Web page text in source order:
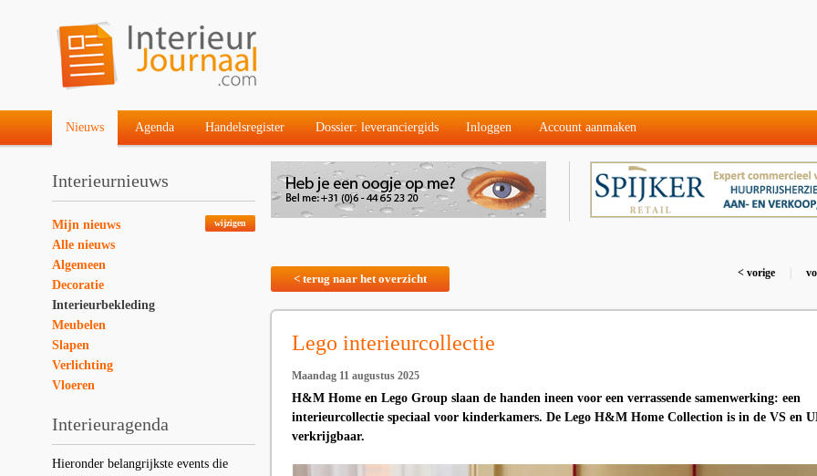
Nieuws Agenda Handelsregister Dossier: leveranciergids Inloggen Account aanmaken
Interieurnieuws
wijzigen
Mijn nieuws
Alle nieuws
Algemeen
Decoratie
Interieurbekleding
Meubelen
Slapen
Verlichting
Vloeren
Interieuragenda
Hieronder belangrijkste events die
< terug naar het overzicht < vorige
Lego interieurcollectie
Maandag 11 augustus 2025
H&M Home en Lego Group slaan de handen ineen voor een verrassende samenwerking: een
interieurcollectie speciaal voor kinderkamers. De Lego H&M Home Collection is in de VS en
verkrijgbaar.